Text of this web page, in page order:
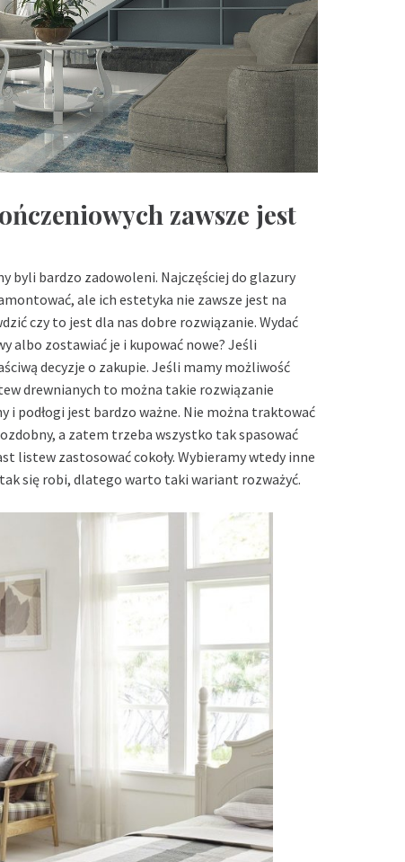
zawsze jest
byli bardzo zadowoleni. Najczęściej do glazury
ale ich estetyka nie zawsze jest na
czy to jest dla nas dobre rozwiązanie. Wydać
albo zostawiać je i kupować nowe? Jeśli
decyzje o zakupie. Jeśli mamy możliwość
drewnianych to można takie rozwiązanie
i podłogi jest bardzo ważne. Nie można traktować
a zatem trzeba wszystko tak spasować
listew zastosować cokoły. Wybieramy wtedy inne
tak się robi, dlatego warto taki wariant rozważyć.